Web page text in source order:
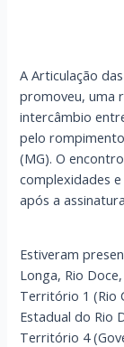
A Articulação
promoveu, uma
intercâmbio
pelo
(MG). O
complexidades
após a
Estiveram
Longa, Rio
Território 1 (Rio
Estadual do Rio
Território 4